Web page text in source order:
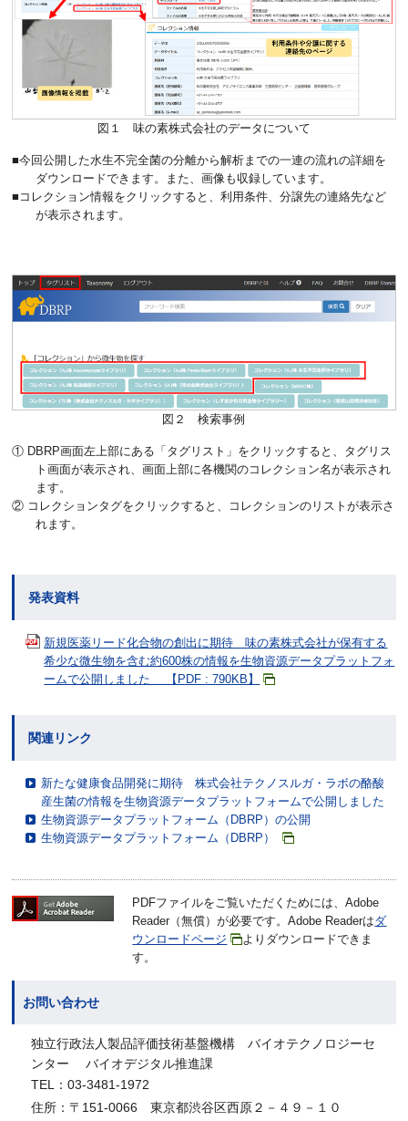
図１ 味の素株式会社のデータについて
■今回公開した水生不完全菌の分離から解析までの一連の流れの詳細を
ダウンロードできます。また、画像も収録しています。
■コレクション情報をクリックすると、利用条件、分譲先の連絡先など
が表示されます。
図２ 検索事例
① DBRP画面左上部にある「タグリスト」をクリックすると、タグリス
ト画面が表示され、画面上部に各機関のコレクション名が表示され
ます。
② コレクションタグをクリックすると、コレクションのリストが表示さ
れます。
発表資料
新規医薬リード化合物の創出に期待 味の素株式会社が保有する
希少な微生物を含む約600株の情報を生物資源データプラットフォ
ームで公開しました 【PDF : 790KB】
関連リンク
新たな健康食品開発に期待 株式会社テクノスルガ・ラボの酪酸
産生菌の情報を生物資源データプラットフォームで公開しました
生物資源データプラットフォーム（DBRP）の公開
生物資源データプラットフォーム（DBRP）
PDFファイルをご覧いただくためには、Adobe
Reader（無償）が必要です。Adobe Readerはダ
ウンロードページ
よりダウンロードできま
す。
お問い合わせ
独立行政法人製品評価技術基盤機構 バイオテクノロジーセ
ンター バイオデジタル推進課
TEL：03-3481-1972
住所：〒151-0066 東京都渋谷区西原２－４９－１０